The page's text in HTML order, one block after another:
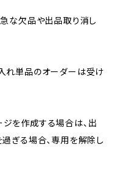
急な欠品や出品取り消し
れ単品のオーダーは受け
を作成する場合は、出
ぎる場合、専用を解除し